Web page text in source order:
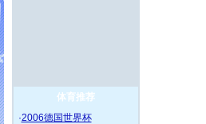
体育推荐
·2006德国世界杯